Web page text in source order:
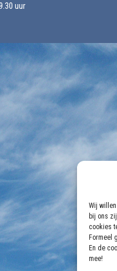
Wij
bij ons
cookies
Formeel
En de
mee!
uur